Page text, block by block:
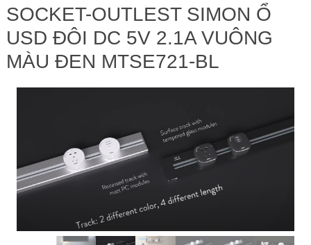
SOCKET-OUTLEST SIMON Ổ
USD ĐÔI DC 5V 2.1A VUÔNG
MÀU ĐEN MTSE721-BL